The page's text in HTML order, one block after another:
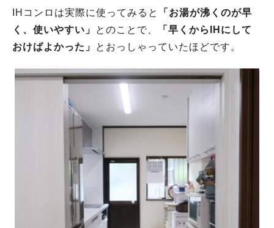
IHコンロは実際に使ってみると
「お湯が沸くのが早
く、使いやすい」
とのことで、
「早くからIHにして
おけばよかった」
とおっしゃっていたほどです。